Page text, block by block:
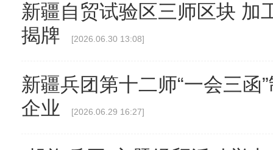
新疆自贸试验区三师区块 加
揭牌
[2026.06.30 13:08]
新疆兵团第十二师“一会三函
企业
[2026.06.29 16:27]